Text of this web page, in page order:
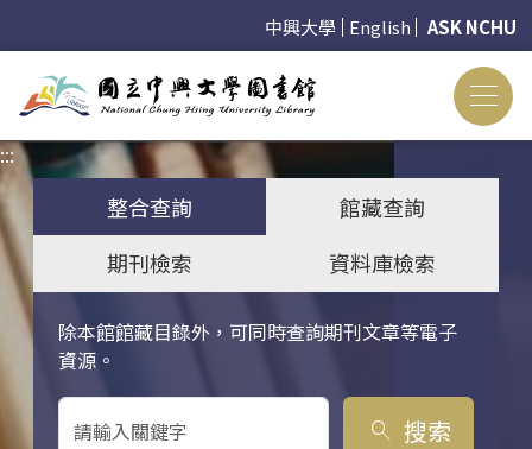
中興大學 English ASK NCHU
:::
整合查詢
館藏查詢
期刊檢索
資料庫檢索
除本館館藏目錄外，可同時查詢期刊文章等電子
資源。
關鍵字搜尋
search 搜索